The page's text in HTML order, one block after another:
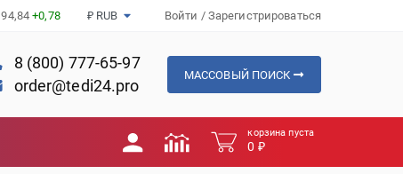
94,84 +0,78 ₽ RUB Войти / Зарегистрироваться
8 (800) 777-65-97
order@tedi24.pro
МАССОВЫЙ ПОИСК
корзина пуста
0 ₽